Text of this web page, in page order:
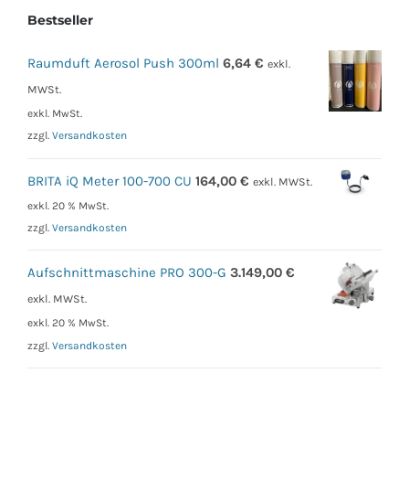
Bestseller
Raumduft Aerosol Push 300ml 6,64 € exkl.
MWSt.
exkl. MwSt.
zzgl. Versandkosten
BRITA iQ Meter 100-700 CU 164,00 € exkl. MWSt.
exkl. 20 % MwSt.
zzgl. Versandkosten
Aufschnittmaschine PRO 300-G 3.149,00 €
exkl. MWSt.
exkl. 20 % MwSt.
zzgl. Versandkosten